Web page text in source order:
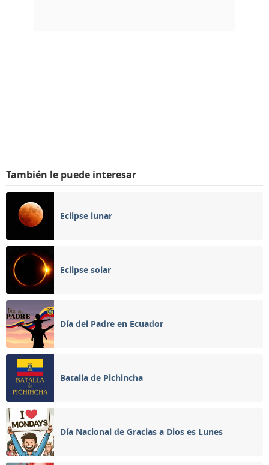
También le puede interesar
Eclipse lunar
Eclipse solar
Día del Padre en Ecuador
Batalla de Pichincha
Día Nacional de Gracias a Dios es Lunes